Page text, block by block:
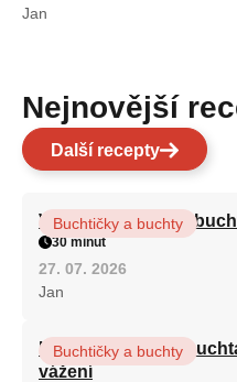
Jan
Nejnovější
Další recepty
Vláčná olejová litá
Buchtičky a buchty
30 minut
27. 07. 2026
Jan
Hrnková maková
vážení
Buchtičky a buchty